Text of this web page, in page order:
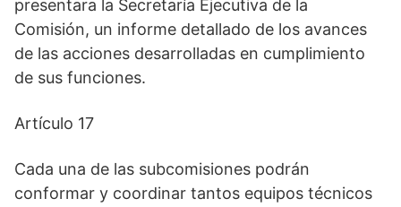
presentara la Secretaría Ejecutiva de la
Comisión, un informe detallado de los avances
de las acciones desarrolladas en cumplimiento
de sus funciones.
Artículo 17
Cada una de las subcomisiones podrán
conformar y coordinar tantos equipos técnicos